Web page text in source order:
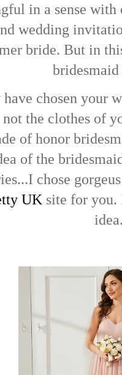
in a sense with
wedding
bride. But in
bridesmaid
chosen your
the clothes of
of honor
of the
I chose
UK site for you.
idea.